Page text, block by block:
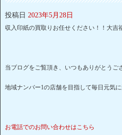
投稿日 2023年5月28日
収入印紙の買取りお任せください！！大吉
当ブログをご覧頂き、いつもありがとうご
地域ナンバー1の店舗を目指して毎日元気
お電話でのお問い合わせはこちら